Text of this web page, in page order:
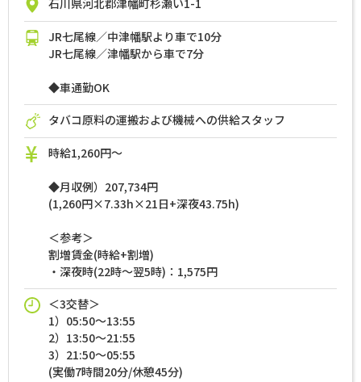
JR七尾線／中津幡駅より車で10分
JR七尾線／津幡駅から車で7分
◆車通勤OK
タバコ原料の運搬および機械への供給スタッフ
時給1,260円～
◆月収例）207,734円
(1,260円×7.33h×21日+深夜43.75h)
＜参考＞
割増賃金(時給+割増)
・深夜時(22時～翌5時)：1,575円
＜3交替＞
1）05:50～13:55
2）13:50～21:55
3）21:50～05:55
(実働7時間20分/休憩45分)